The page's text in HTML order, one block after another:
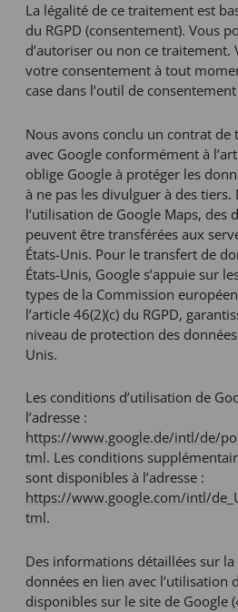
La légalité de ce traitement est
du RGPD (consentement). Vous
d’autoriser ou non ce traitement.
votre consentement à tout
case dans l’outil de
Nous avons conclu un contrat de
avec Google conformément à
oblige Google à protéger les
à ne pas les divulguer à des tiers.
l’utilisation de Google Maps, des
peuvent être transférées aux
États-Unis. Pour le transfert de
États-Unis, Google s’appuie sur
types de la Commission
l’article 46(2)(c) du RGPD,
niveau de protection des
Unis.
Les conditions d’utilisation de
l’adresse :
https://www.google.de/intl/de/
tml. Les conditions
sont disponibles à l’adresse :
https://www.google.com/intl/
tml.
Des informations détaillées sur
données en lien avec l’utilisation
disponibles sur le site de Google